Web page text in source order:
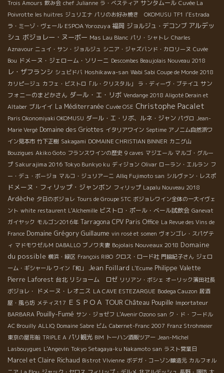
Trois Amours 飲み会 chef Julianne ラ・ベスティア サンタムール Cuvée La
Poivrotte les huitres ジュリエナ パリのお好み焼き OKOMUSU TF1 l'Estrada
ラ・ミーゾ・ヴェール ESPOA Yorozuya 福岡 ジョルジュ・デコンブ アルデッ
シュ ボジョレー・ヌーボー Mas Lau Blanc パリ・シャトレ Charles
Aznavour ニュイ・サン・ジョルジュ シニア・ジャズバンド・カロリーヌ Cuvée
Bou ドメーヌ・ジェローム・ソリーニ Descombes Beaujolais Nouveau 2018
レ・ザフランシ シュビドバ Hoshikawa-san Wabi Sabi Coupe de Monde 2018
カリピージュ カフェ・ビストロ「ル・クリスタル」 ラ・ディーヴ・ブテイユ サン
フォニーのまどかさん ダール・エ・リボ Vendange 2018 Aligoté Derain et
Altaber ブルイイ La Méditerranée Cuvée OSE Christophe Pacalet
Paris Okonomiyaki OKOMUSU ダール・エ・リボ、ルネ・ジャン パヴロ Jean-
Marie Vergé Domaine des Griottes イタリアワイン Septime アノニム自然派ワ
イン見本市 竹下正樹 Sakagami DOMAINE CHRISTIAN BINNER カニグ山
Bouzigues Akiko Goto フランスワインの歴史 9 caves マジエール マルゴ・グルー
プ Sakurajima 2016 Tokyo Bunkyo ku ディジョン Olivar ローラン・エルラン フ
ー・デュ・ボージョ マルコ・ジュリアーニ Alliq Fujimoto san シルヴァン・レスポ
ドメーヌ・フィリップ・ジャンボン フィリップ Lapalu Nouveau 2018
Ardèche 夕日のボジョレ Tours de Groupe STC ボジョレワイン全体の一大イヴェ
ント white restaurent L'Alchemille ビストロ・ポール・ベール試飲会 Ganevat
ガイヤック モルゴン2016年 Tarragona CPV Paris Office La Revue des Vins de
France Domaine Grégory Guillaume vin rosé et somen ヴォンゴレ・スパゲテ
ィ マドモワゼルＭ DABALLO ブノワ夫妻 Bojolais Nouveaux 2018 Domaine
du possible 横浜・緑区 François RIBO クロス・ロード社 門脇紀子さん ジェロ
ーム・ギシャール ワイン「和」 Jean Foillard L'Ecume Philippe Valette
Pierre Laforest 台北 リショーム ロゼ リリアン・ボシェ オーリック濱田社長
ボジョレ・
ドメーヌ・レオニス LA CAVE ESTEZARGUE Bodega Cauzon 居酒
屋・風ら坊 メティス17 ＥＳＰＯＡ TOUR Château Poupille Importateur
BARBARA Pouilly-Fumé サン・ジョゼフ L'Avenir Ozono san ク・ド・フードル
AC Brouilly ALLIQ Domaine Sabre ビム Cabernet-Franc 2007 Franz Strohmeier
東京の屋形船 TRIPLE A パリ観光 BIM トーハン酒販ツアー Jean-Michel
Lasbouygues L'Angevin Tokyo Setagaya-ku Nakamoto san ラスト営業日
Marcel et Claire Richaud Bistrot VIvienne ボデガ・コーゾン醸造元 カルフォル